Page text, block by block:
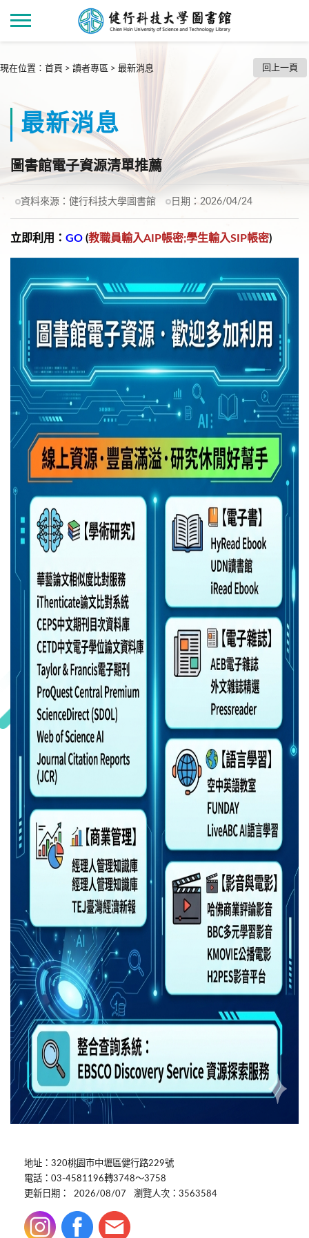
現在位置 ： 首頁 > 讀者專區 > 最新消息 回上一頁
最新消息
圖書館電子資源清單推薦
資料來源： 健行科技大學圖書館 日期： 2026/04/24
立即利用： GO (教職員輸入AIP帳密;學生輸入SIP帳密)
地址：320桃園市中壢區健行路229號
電話：03-4581196轉3748～3758
更新日期：
2026/08/07 瀏覽人次：3563584